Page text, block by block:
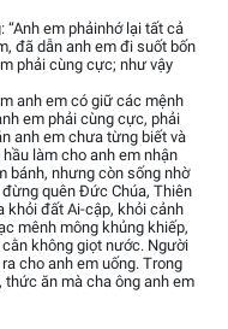
“Anh em phảinhớ lại tất cả
đã dẫn anh em đi suốt bốn
phải cùng cực; như vậy
anh em có giữ các mệnh
em phải cùng cực, phải
anh em chưa từng biết và
làm cho anh em nhận
bánh, nhưng còn sống nhờ
quên Đức Chúa, Thiên
khỏi đất Ai-cập, khỏi cảnh
mênh mông khủng khiếp,
không giọt nước. Người
cho anh em uống. Trong
ăn mà cha ông anh em